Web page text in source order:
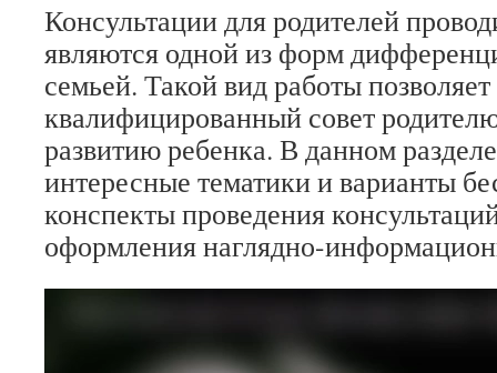
Консультации для родителей
являются одной из форм
семьей. Такой вид работы позволяет
квалифицированный совет
развитию ребенка. В данном
интересные тематики и варианты
конспекты проведения
оформления наглядно-